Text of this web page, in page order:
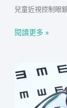
閱讀更多 »